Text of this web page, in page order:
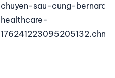
chuyen-sau-cung-bernard-
healthcare-
176241223095205132.chn